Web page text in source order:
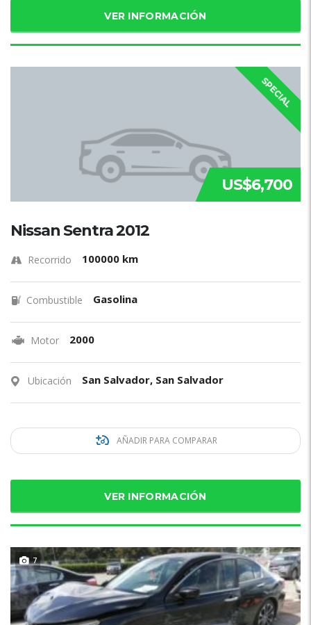
VER INFORMACIÓN
SPECIAL
US$6,700
Nissan Sentra 2012
Recorrido 100000 km
Combustible Gasolina
Motor 2000
Ubicación San Salvador, San Salvador
AÑADIR PARA COMPARAR
VER INFORMACIÓN
7